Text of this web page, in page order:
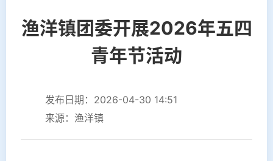
渔洋镇团委开展2026年五四
青年节活动
发布日期：2026-04-30 14:51
来源：渔洋镇